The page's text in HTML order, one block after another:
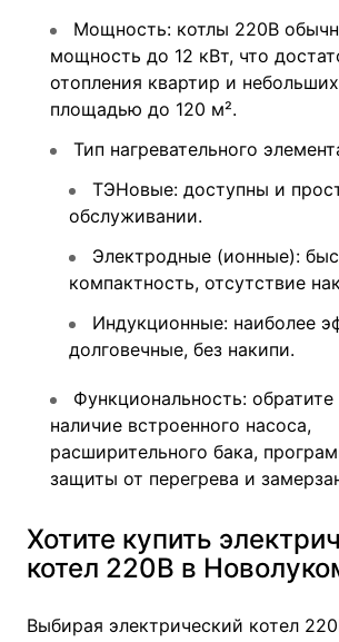
Мощность: котлы 220В
мощность до 12 кВт, что
отопления квартир и
площадью до 120 м².
Тип нагревательного
ТЭНовые: доступны и
обслуживании.
Электродные (ионные):
компактность, отсутствие
Индукционные: наиболее
долговечные, без накипи.
Функциональность:
наличие встроенного насоса,
расширительного бака,
защиты от перегрева и
Хотите купить
котел 220В в
Выбирая электрический котел